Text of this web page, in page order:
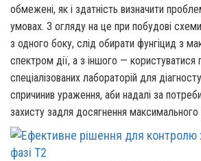
обмежені, як і здатність визначити
умовах. З огляду на це при побудові
з одного боку, слід обирати фунгіцид з
спектром дії, а з іншого — користуватися
спеціалізованих лабораторій для
спричинив ураження, аби надалі за
захисту задля досягнення максимального